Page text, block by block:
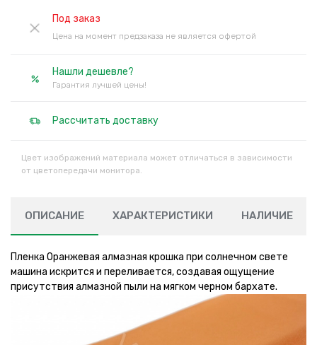
Под заказ
Цена на момент предзаказа не является офертой
Нашли дешевле?
Гарантия лучшей цены!
Рассчитать доставку
Цвет изображений материала может отличаться в зависимости
от цветопередачи монитора.
ОПИСАНИЕ ХАРАКТЕРИСТИКИ НАЛИЧИЕ
Пленка Оранжевая алмазная крошка при солнечном свете
машина искрится и переливается, создавая ощущение
присутствия алмазной пыли на мягком черном бархате.